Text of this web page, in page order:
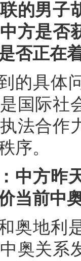
的男子
方是否
否正在
的具体
国际社
法合作
序。
中方昨
当前中
奥地利
奥关系